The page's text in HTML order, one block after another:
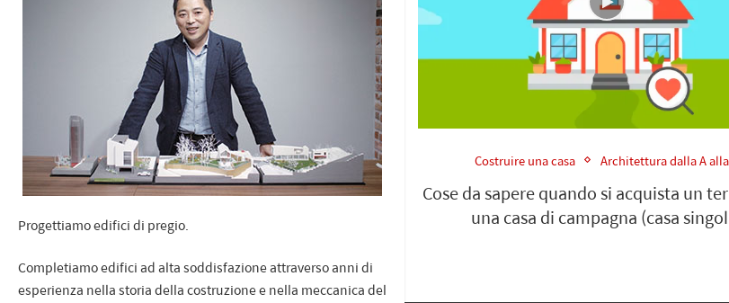
Progettiamo edifici di pregio.
Completiamo edifici ad alta soddisfazione attraverso anni di
esperienza nella storia della costruzione e nella meccanica del
Costruire una casa Architettura dalla A
Cose da sapere quando si acquista un
una casa di campagna (casa